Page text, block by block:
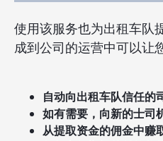
使用该服务也为出租车队
成到公司的运营中可以让
自动向出租车队信任的
如有需要，向新的士司
从提取资金的佣金中赚